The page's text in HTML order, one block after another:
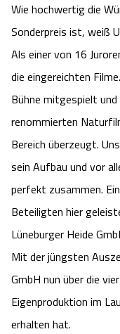
Wie hochwertig die
Sonderpreis ist, weiß
Als einer von 16
die eingereichten
Bühne mitgespielt und
renommierten
Bereich überzeugt.
sein Aufbau und vor
perfekt zusammen.
Beteiligten hier
Lüneburger Heide
Mit der jüngsten
GmbH nun über die
Eigenproduktion im
erhalten hat.